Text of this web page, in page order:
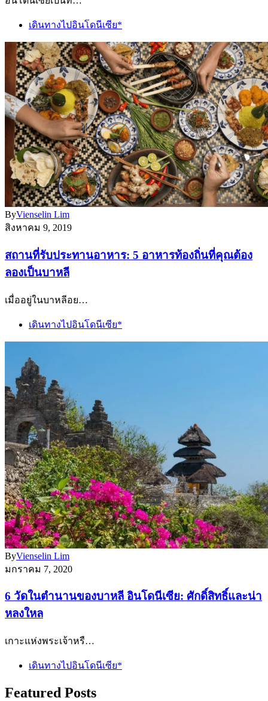
เดินทางไปอินโดนีเซีย*
ByVienselin Lim
สิงหาคม 9, 2019
สถานที่รับประทานอาหาร: 5 อาหารท้องถิ่นที่คุณต้อง
ลองเป็นบาหลี
เมื่ออยู่ในบาหลีอย…
เดินทางไปอินโดนีเซีย*
ByVienselin Lim
มกราคม 7, 2020
6 วัดในตำนานของบาหลี อินโดนีเซีย: ศักดิ์สิทธิ์และน่า
หลงใหล
เกาะแห่งพระเจ้าหรื…
เดินทางไปอินโดนีเซีย*
Featured Posts